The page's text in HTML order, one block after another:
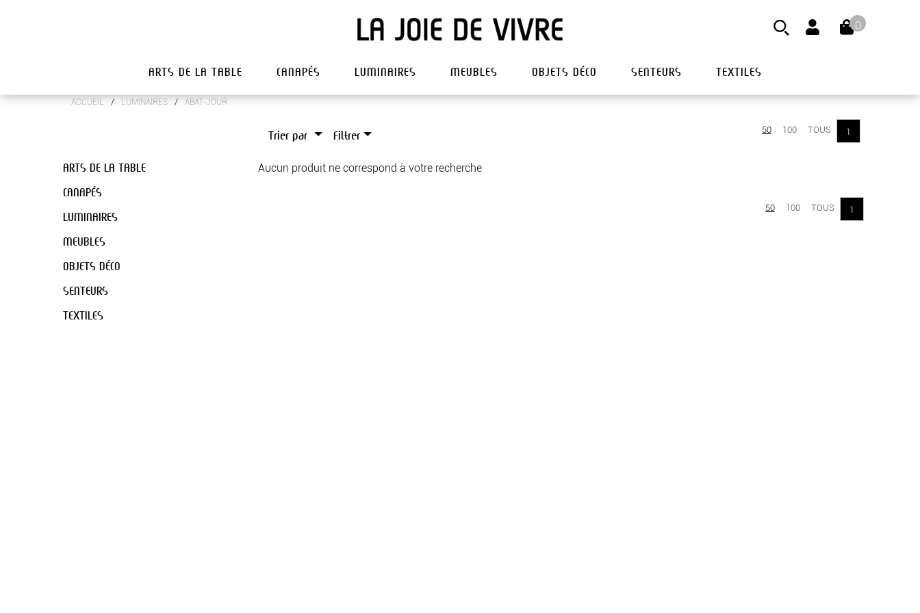
0
ARTS DE LA TABLE CANAPÉS LUMINAIRES MEUBLES OBJETS DÉCO SENTEURS TEXTILES
ACCUEIL / LUMINAIRES / ABAT-JOUR
ARTS DE LA TABLE
CANAPÉS
LUMINAIRES
MEUBLES
OBJETS DÉCO
SENTEURS
TEXTILES
Filtrer
Trier par 50 100 TOUS 1
Aucun produit ne correspond à votre recherche
50 100 TOUS 1